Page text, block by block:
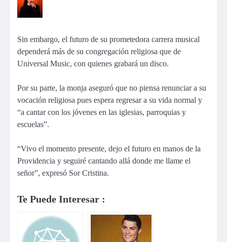
Sin embargo, el futuro de su prometedora carrera musical
dependerá más de su congregación religiosa que de
Universal Music, con quienes grabará un disco.
Por su parte, la monja aseguró que no piensa renunciar a su
vocación religiosa pues espera regresar a su vida normal y
“a cantar con los jóvenes en las iglesias, parroquias y
escuelas”.
“Vivo el momento presente, dejo el futuro en manos de la
Providencia y seguiré cantando allá donde me llame el
señor”, expresó Sor Cristina.
Te Puede Interesar :